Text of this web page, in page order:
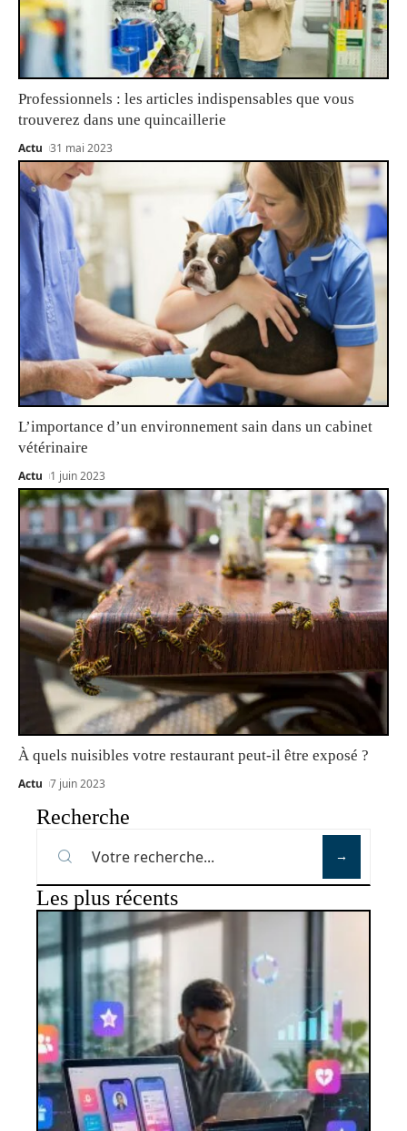
Professionnels : les articles indispensables que vous
trouverez dans une quincaillerie
Actu 31 mai 2023
L’importance d’un environnement sain dans un cabinet
vétérinaire
Actu 1 juin 2023
À quels nuisibles votre restaurant peut-il être exposé ?
Actu 7 juin 2023
Recherche
Les plus récents